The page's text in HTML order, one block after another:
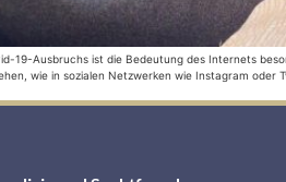
19-Ausbruchs ist die Bedeutung des Internets
wie in sozialen Netzwerken wie Instagram